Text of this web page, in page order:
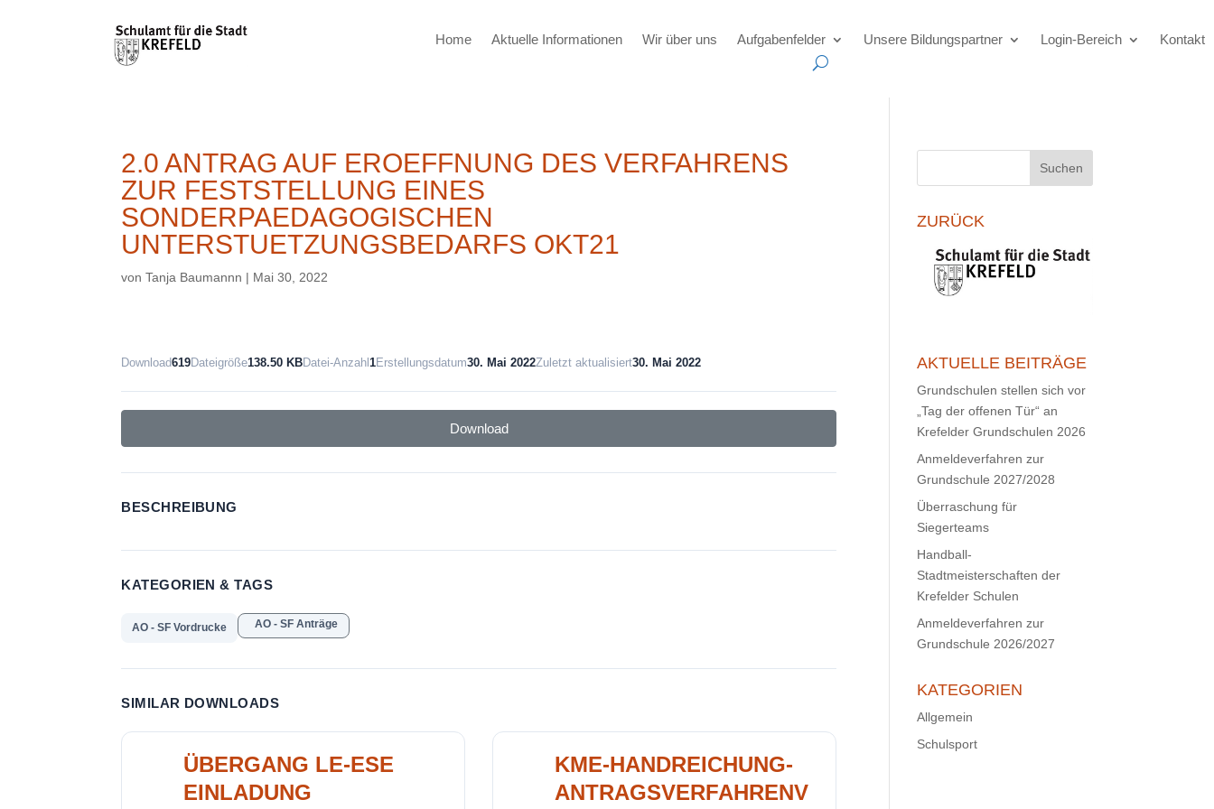
Home Aktuelle Informationen Wir über uns Aufgabenfelder Unsere Bildungspartner Login-Bereich Kontakt
2.0 ANTRAG AUF EROEFFNUNG DES VERFAHRENS
ZUR FESTSTELLUNG EINES
SONDERPAEDAGOGISCHEN
UNTERSTUETZUNGSBEDARFS OKT21
vonTanja Baumannn | Mai 30, 2022
Download619Dateigröße138.50 KBDatei-Anzahl 1Erstellungsdatum30. Mai 2022Zuletzt aktualisiert30. Mai 2022
Download
BESCHREIBUNG
KATEGORIEN & TAGS
AO - SF Vordrucke AO - SF Anträge
SIMILAR DOWNLOADS
ÜBERGANG LE-ESE
EINLADUNG
KME-HANDREICHUNG-
ANTRAGSVERFAHRENV
Suchen
ZURÜCK
AKTUELLE BEITRÄGE
Grundschulen stellen sich vor
„Tag der offenen Tür“ an
Krefelder Grundschulen 2026
Anmeldeverfahren zur
Grundschule 2027/2028
Überraschung für
Siegerteams
Handball-
Stadtmeisterschaften der
Krefelder Schulen
Anmeldeverfahren zur
Grundschule 2026/2027
KATEGORIEN
Allgemein
Schulsport